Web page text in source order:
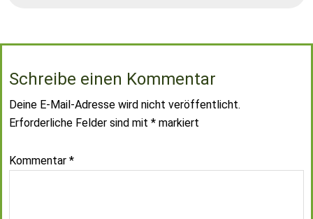
Schreibe einen Kommentar
Deine E-Mail-Adresse wird nicht veröffentlicht.
Erforderliche Felder sind mit * markiert
Kommentar *